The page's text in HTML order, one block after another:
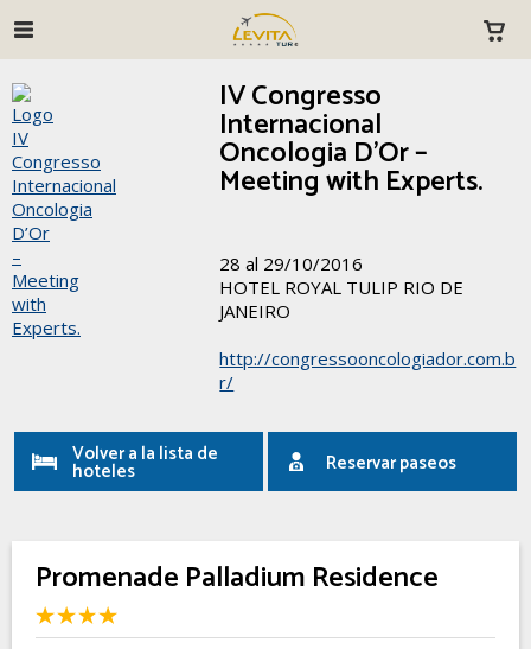
IV Congresso
Internacional
Oncologia D’Or –
Meeting with Experts.
28 al 29/10/2016
HOTEL ROYAL TULIP RIO DE
JANEIRO
http://congressooncologiador.com.b
r/
Volver a la lista de
hoteles Reservar paseos
Promenade Palladium Residence